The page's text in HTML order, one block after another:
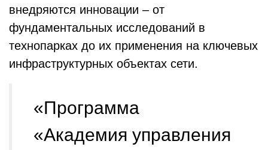
внедряются инновации – от
фундаментальных исследований в
технопарках до их применения на ключевых
инфраструктурных объектах сети.
«Программа
«Академия управления